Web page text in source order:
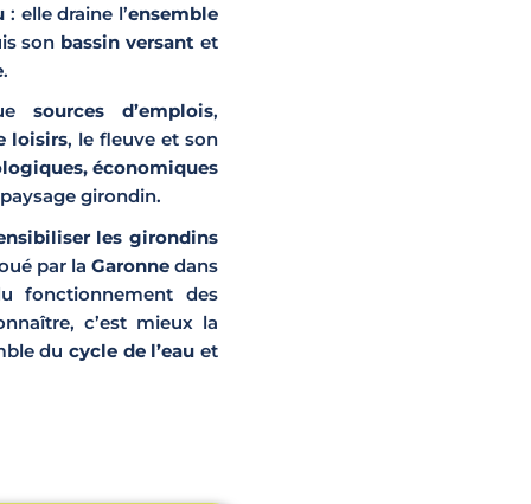
: elle draine l’ensemble
son bassin versant et
.
sources d’emplois,
loisirs, le fleuve et son
économiques
girondin.
les girondins
par la Garonnedans
fonctionnement des
c’est mieux la
ducycle de l’eau et